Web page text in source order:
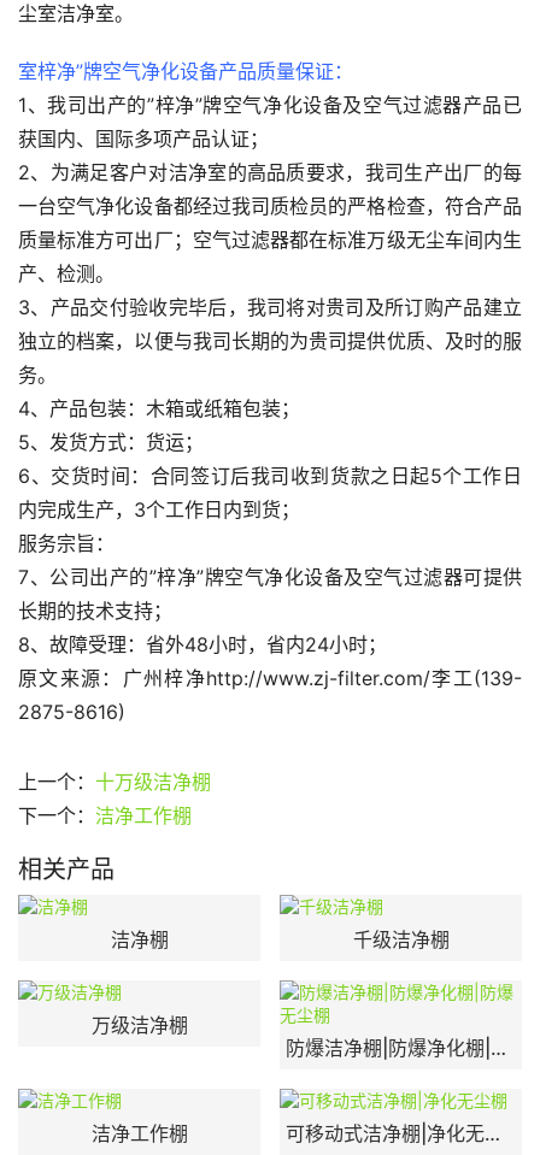
尘室洁净室。
室梓净”牌空气净化设备产品质量保证：
1、我司出产的”梓净”牌空气净化设备及空气过滤器产品已
获国内、国际多项产品认证；
2、为满足客户对洁净室的高品质要求，我司生产出厂的每
一台空气净化设备都经过我司质检员的严格检查，符合产品
质量标准方可出厂；空气过滤器都在标准万级无尘车间内生
产、检测。
3、产品交付验收完毕后，我司将对贵司及所订购产品建立
独立的档案，以便与我司长期的为贵司提供优质、及时的服
务。
4、产品包装：木箱或纸箱包装；
5、发货方式：货运；
6、交货时间：合同签订后我司收到货款之日起5个工作日
内完成生产，3个工作日内到货；
服务宗旨：
7、公司出产的”梓净”牌空气净化设备及空气过滤器可提供
长期的技术支持；
8、故障受理：省外48小时，省内24小时；
原文来源：广州梓净http://www.zj-filter.com/李工(139-
2875-8616)
上一个： 十万级洁净棚
下一个： 洁净工作棚
相关产品
洁净棚 千级洁净棚
万级洁净棚
防爆洁净棚|防爆净化棚|防爆无尘棚
洁净工作棚 可移动式洁净棚|净化无尘棚